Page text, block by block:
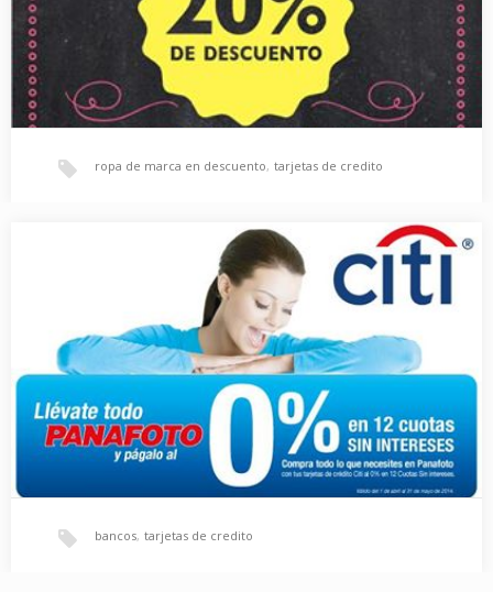
REEF: Mièrcoles de descuento con tus tarjetas de
Los miércoles son días de descuento en las tiendas REEF. Paga
tus compras con tus tarjetas…
ropa de marca en descuento, tarjetas de credito
bancos, tarjetas de credito